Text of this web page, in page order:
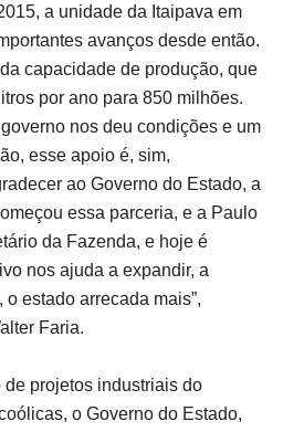
a unidade da Itaipava em
avanços desde então.
capacidade de produção, que
por ano para 850 milhões.
nos deu condições e um
esse apoio é, sim,
ao Governo do Estado, a
essa parceria, e a Paulo
da Fazenda, e hoje é
nos ajuda a expandir, a
estado arrecada mais”,
Faria.
de projetos industriais do
o Governo do Estado,